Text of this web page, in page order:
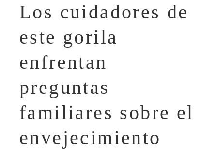
Los cuidadores de
este gorila
enfrentan
preguntas
familiares sobre el
envejecimiento